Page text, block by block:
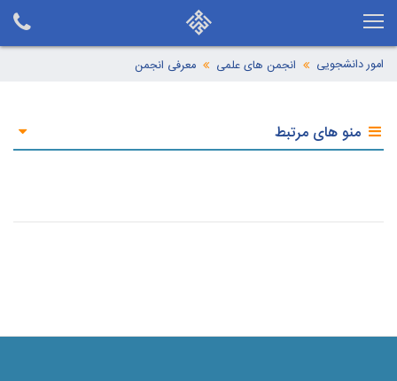
امور دانشجویی انجمن های علمی معرفی انجمن
منو های مرتبط